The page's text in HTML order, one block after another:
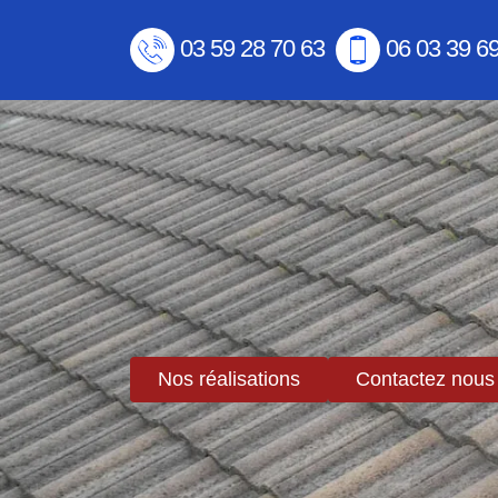
03 59 28 70 63 06 03 39
Nos réalisations Contactez nous